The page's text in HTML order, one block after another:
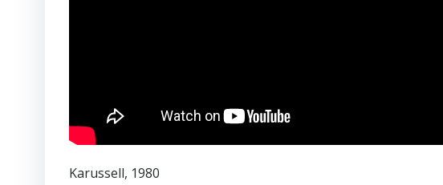
Karussell, 1980